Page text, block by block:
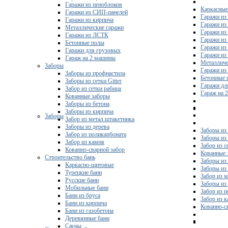
Гаражи из
Гаражи из
Гаражи из
Гаражи из
Гаражи
Гаражи из
Гаражи
Бетонные
Гаражи
Гараж на
Заборы
Заборы из
Заборы из
Забор из
Кованные
Заборы из
Заборы из
Забор из
Заборы из
Забор из
Забор из
Кованно-
Гаражи из пеноблоков
Гаражи из СИП-панелей
Гаражи из кирпича
Металлические гаражи
Гаражи из ЛСТК
Бетонные полы
Гаражи для грузовых
Гараж на 2 машины
Заборы
Заборы из профнастила
Заборы из сетки Gitter
Забор из сетки рабица
Кованные заборы
Заборы из бетона
Заборы из кирпича
Забор из метал.штакетника
Заборы из дерева
Забор из поликарбоната
Забор из камня
Кованно-сварной забор
Строительство бань
Каркасно-щитовые
Турецкие бани
Русские бани
Мобильные бани
Бани из бруса
Бани из кирпича
Бани из газобетона
Деревянные бани
Сауны